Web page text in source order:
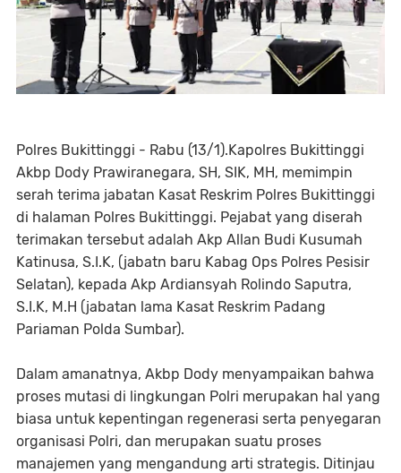
Polres Bukittinggi - Rabu (13/1).Kapolres Bukittinggi
Akbp Dody Prawiranegara, SH, SIK, MH, memimpin
serah terima jabatan Kasat Reskrim Polres Bukittinggi
di halaman Polres Bukittinggi. Pejabat yang diserah
terimakan tersebut adalah Akp Allan Budi Kusumah
Katinusa, S.I.K, (jabatn baru Kabag Ops Polres Pesisir
Selatan), kepada Akp Ardiansyah Rolindo Saputra,
S.I.K, M.H (jabatan lama Kasat Reskrim Padang
Pariaman Polda Sumbar).
Dalam amanatnya, Akbp Dody menyampaikan bahwa
proses mutasi di lingkungan Polri merupakan hal yang
biasa untuk kepentingan regenerasi serta penyegaran
organisasi Polri, dan merupakan suatu proses
manajemen yang mengandung arti strategis. Ditinjau